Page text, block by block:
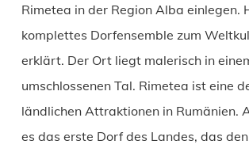
Rimetea in der Region Alba einlegen.
komplettes Dorfensemble zum
erklärt. Der Ort liegt malerisch in
umschlossenen Tal. Rimetea ist eine
ländlichen Attraktionen in Rumänien.
es das erste Dorf des Landes, das